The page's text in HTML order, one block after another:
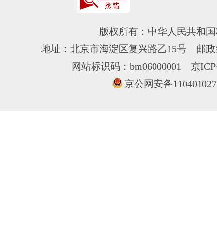
版权所有：中华人民共和
地址：北京市海淀区复兴路乙15号 邮
网站标识码：bm06000001 京
京公网安备